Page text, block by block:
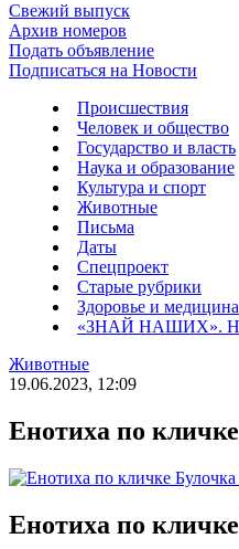
Свежий выпуск
Архив номеров
Подать объявление
Подписаться на Новости
Происшествия
Человек и общество
Государство и власть
Наука и образование
Культура и спорт
Животные
Письма
Даты
Спецпроект
Старые рубрики
Здоровье и медицина
«ЗНАЙ НАШИХ».
Животные
19.06.2023, 12:09
Енотиха по
Енотиха по